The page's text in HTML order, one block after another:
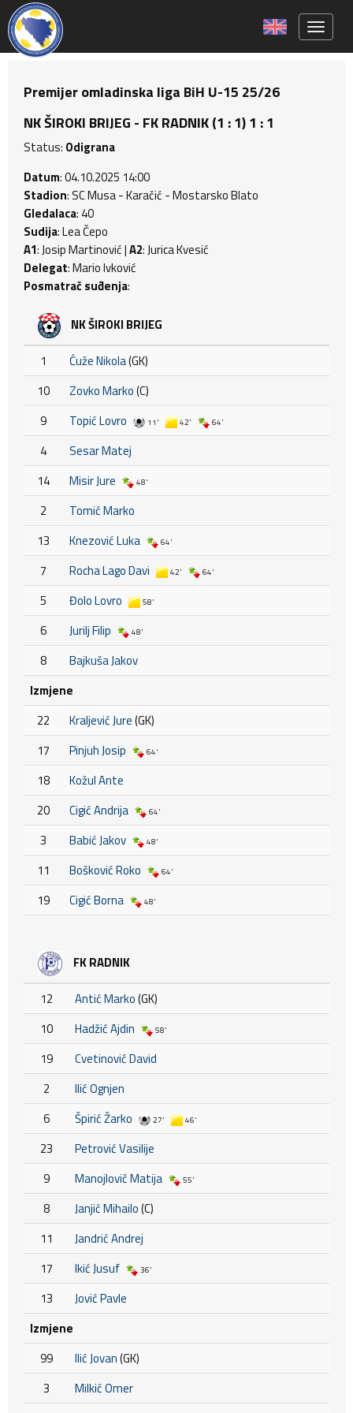
Premijer omladinska liga BiH U-15 25/26
NK ŠIROKI BRIJEG - FK RADNIK (1 : 1) 1 : 1
Status: Odigrana
Datum: 04.10.2025 14:00
Stadion: SC Musa - Karačić - Mostarsko Blato
Gledalaca: 40
Sudija: Lea Čepo
A1: Josip Martinović |A2: Jurica Kvesić
Delegat: Mario Ivković
Posmatrač suđenja:
NK ŠIROKI BRIJEG
1 Ćuže Nikola(GK)
10
Zovko Marko(C)
9
Topić Lovro 11' 42' 64'
4
Sesar Matej
14
Misir Jure 48'
2
Tomić Marko
13
Knezović Luka 64'
7 Rocha Lago Davi 42' 64'
5 Đolo Lovro 58'
6 Jurilj Filip 48'
8
Bajkuša Jakov
Izmjene
22
Kraljević Jure(GK)
17
Pinjuh Josip 64'
18
Kožul Ante
20
Cigić Andrija 64'
3 Babić Jakov 48'
11 Bošković Roko 64'
19 Cigić Borna 48'
FK RADNIK
12 Antić Marko(GK)
10
Hadžić Ajdin 58'
19
Cvetinović David
2
Ilić Ognjen
6
Špirić Žarko 27' 46'
23
Petrović Vasilije
9
Manojlovič Matija 55'
8 Janjić Mihailo(C)
11
Jandrić Andrej
17
Ikić Jusuf 36'
13
Jović Pavle
Izmjene
99
Ilić Jovan(GK)
3
Milkić Omer